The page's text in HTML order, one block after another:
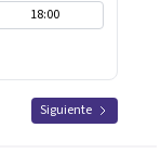
18:00
Siguiente